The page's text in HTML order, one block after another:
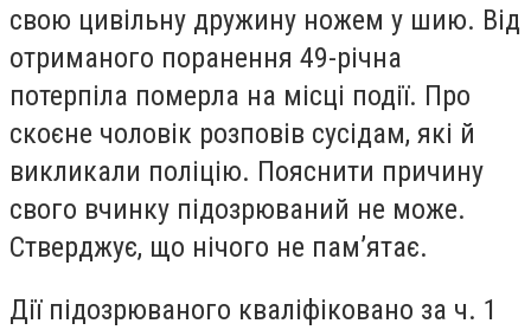
свою цивільну дружину ножем у шию. Від
отриманого поранення 49-річна
потерпіла померла на місці події. Про
скоєне чоловік розповів сусідам, які й
викликали поліцію. Пояснити причину
свого вчинку підозрюваний не може.
Стверджує, що нічого не пам’ятає.
Дії підозрюваного кваліфіковано за ч. 1